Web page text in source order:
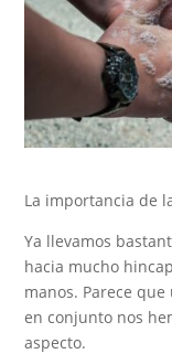
La importancia de
Ya llevamos
hacia mucho
manos. Parece
en conjunto nos
aspecto.